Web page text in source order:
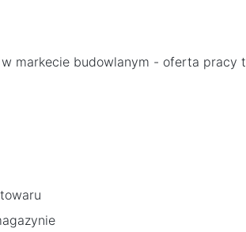
markecie budowlanym - oferta pracy